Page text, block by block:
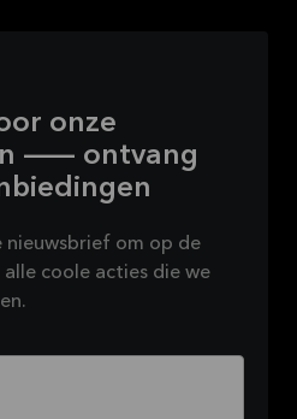
onze
— ontvang
nieuwsbrief om op de
coole acties die we